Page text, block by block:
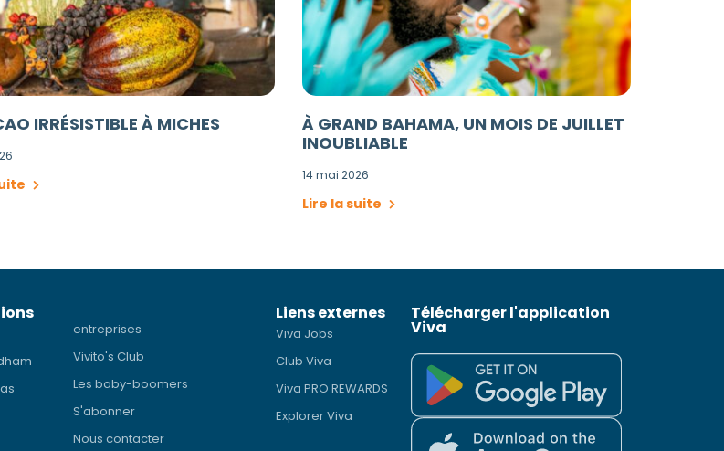
IRRÉSISTIBLE À MICHES
À GRAND BAHAMA, UN MOIS DE JUILLET
INOUBLIABLE
14 mai 2026
Lire la suite
entreprises
Vivito's Club
Les baby-boomers
S'abonner
Nous contacter
Liens externes
Viva Jobs
Club Viva
Viva PRO REWARDS
Explorer Viva
Télécharger l'application
Viva